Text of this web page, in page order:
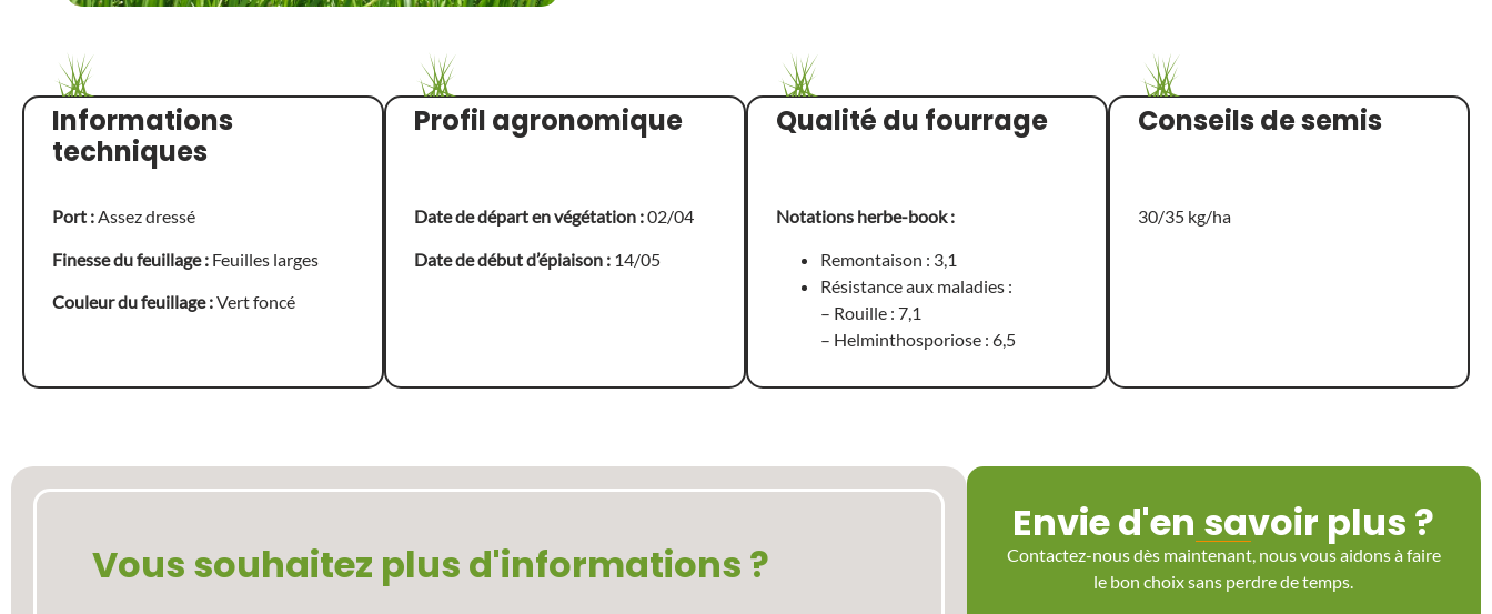
Informations
techniques
Port :Assez dressé
Finesse du feuillage : Feuilles larges
Couleur du feuillage :Vert foncé
Profil agronomique
Date de départ en végétation :02/04
Date de début d’épiaison : 14/05
Qualité du fourrage
Notations herbe-book :
Remontaison : 3,1
Résistance aux maladies :
– Rouille : 7,1
– Helminthosporiose : 6,5
Conseils de semis
30/35 kg/ha
Vous souhaitez plus d'informations ?
Envie d'en savoir plus ?
Contactez-nous dès maintenant, nous vous aidons à faire
le bon choix sans perdre de temps.